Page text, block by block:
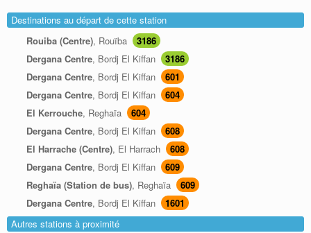
Destinations au départ de cette station
Rouiba (Centre), Rouïba
3186
Dergana Centre, Bordj El Kiffan
3186
Dergana Centre, Bordj El Kiffan
601
Dergana Centre, Bordj El Kiffan
604
El Kerrouche, Reghaïa
604
Dergana Centre, Bordj El Kiffan
608
El Harrache (Centre), El Harrach
608
Dergana Centre, Bordj El Kiffan
609
Reghaïa (Station de bus), Reghaïa
609
Dergana Centre, Bordj El Kiffan
1601
Autres stations à proximité